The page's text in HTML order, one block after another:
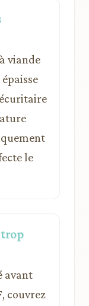
viande
le
avant
couvrez